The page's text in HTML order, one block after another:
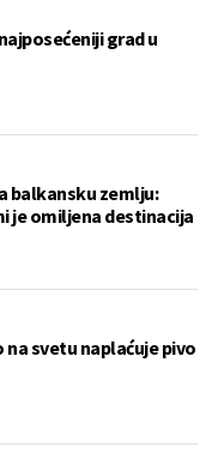
grad u
balkansku zemlju:
je omiljena destinacija
svetu naplaćuje pivo